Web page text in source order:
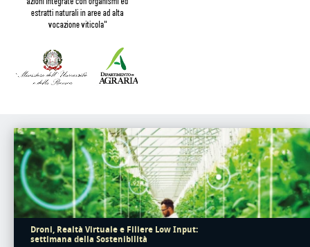
Droni, Realtà Virtuale e Filiere Low Input:
settimana della Sostenibilità